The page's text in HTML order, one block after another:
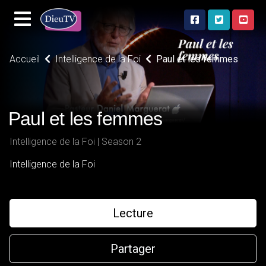
Accueil Intelligence de la Foi Paul et les femmes
Paul et les femmes
Intelligence de la Foi | Season 2
Intelligence de la Foi
Lecture
Partager